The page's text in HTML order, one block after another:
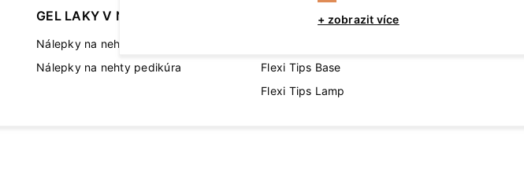
GEL LAKY V NÁLEPCE
Nálepky na nehty manikúra
Nálepky na nehty pedikúra
FLEXI TIPS SYSTEM
Flexi Tips Base
Flexi Tips Lamp
+ zobrazit více